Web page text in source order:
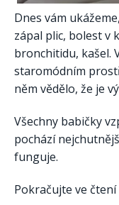
Dnes vám
zápal plic, bolest v
bronchitidu, kašel.
staromódním
něm vědělo, že je
Všechny babičky
pochází
funguje.
Pokračujte ve